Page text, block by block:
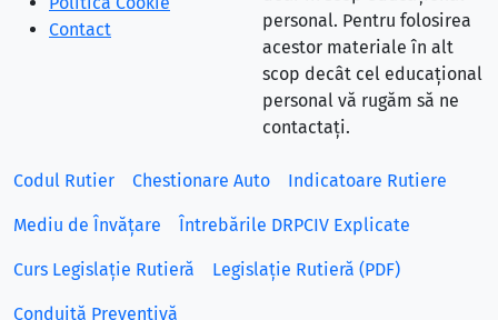
Contact
personal. Pentru folosirea
acestor materiale în alt
scop decât cel educațional
personal vă rugăm să ne
contactați.
Codul Rutier Chestionare Auto Indicatoare Rutiere
Mediu de Învățare Întrebările DRPCIV Explicate
Curs Legislație Rutieră Legislație Rutieră (PDF)
Conduită Preventivă